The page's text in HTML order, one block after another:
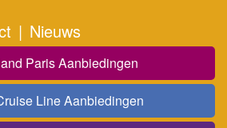
| Nieuws
Paris Aanbiedingen
Line Aanbiedingen